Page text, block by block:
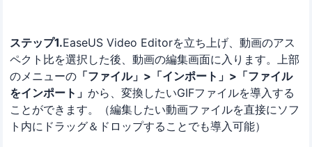
ステップ1.EaseUS Video Editorを立ち上げ、動画のアス
ペクト比を選択した後、動画の編集画面に入ります。上部
のメニューの 「ファイル」>「インポート」>「ファイル
をインポート」から、変換したいGIFファイルを導入する
ことができます。（編集したい動画ファイルを直接にソフ
ト内にドラッグ＆ドロップすることでも導入可能）